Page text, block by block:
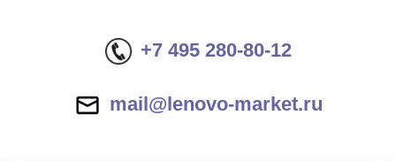
+7 495 280-80-12
mail@lenovo-market.ru